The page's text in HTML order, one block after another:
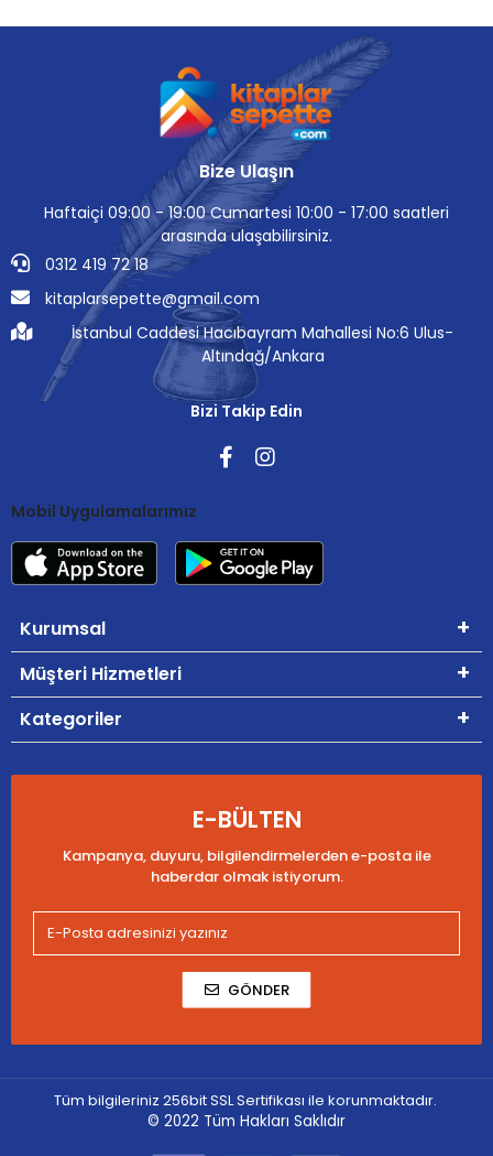
Bize Ulaşın
Haftaiçi 09:00 - 19:00 Cumartesi 10:00 - 17:00 saatleri
arasında ulaşabilirsiniz.
0312 419 72 18
kitaplarsepette@gmail.com
İstanbul Caddesi Hacıbayram Mahallesi No:6 Ulus-
Altındağ/Ankara
Bizi Takip Edin
Mobil Uygulamalarımız
Kurumsal
Müşteri Hizmetleri
Kategoriler
E-BÜLTEN
Kampanya, duyuru, bilgilendirmelerden e-posta ile
haberdar olmak istiyorum.
GÖNDER
Tüm bilgileriniz 256bit SSL Sertifikası ile korunmaktadır.
© 2022 Tüm Hakları Saklıdır